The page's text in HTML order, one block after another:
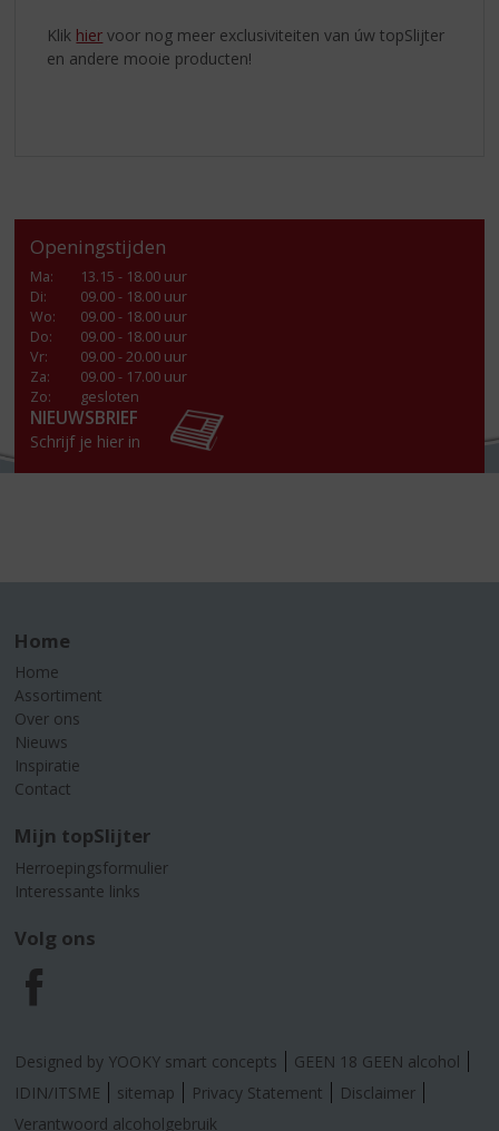
Klik hier voor nog meer exclusiviteiten van úw topSlijter
en andere mooie producten!
Openingstijden
Ma:
13.15 - 18.00 uur
Di:
09.00 - 18.00 uur
Wo:
09.00 - 18.00 uur
Do:
09.00 - 18.00 uur
Vr:
09.00 - 20.00 uur
Za:
09.00 - 17.00 uur
Zo:
gesloten
NIEUWSBRIEF
Schrijf je hier in
Home
Home
Assortiment
Over ons
Nieuws
Inspiratie
Contact
Mijn topSlijter
Herroepingsformulier
Interessante links
Volg ons
F
a
c
Designed by YOOKY smart concepts
GEEN 18 GEEN alcohol
IDIN/ITSME
sitemap Privacy Statement
Disclaimer
Verantwoord alcoholgebruik